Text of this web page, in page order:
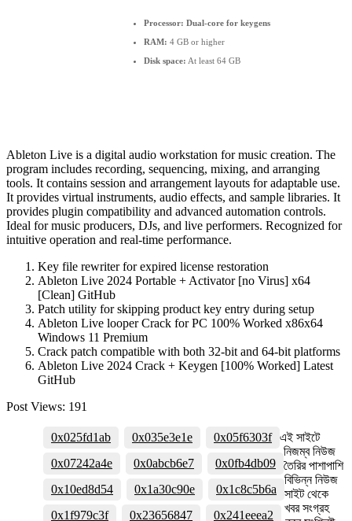
Processor: Dual-core for keygens
RAM: 4 GB or higher
Disk space: At least 64 GB
Ableton Live is a digital audio workstation for music creation. The
program includes recording, sequencing, mixing, and arranging
tools. It contains session and arrangement layouts for adaptable use.
It provides virtual instruments, audio effects, and sample libraries. It
provides plugin compatibility and advanced automation controls.
Ideal for music producers, DJs, and live performers. Recognized for
intuitive operation and real-time performance.
Key file rewriter for expired license restoration
Ableton Live 2024 Portable + Activator [no Virus] x64
[Clean] GitHub
Patch utility for skipping product key entry during setup
Ableton Live looper Crack for PC 100% Worked x86x64
Windows 11 Premium
Crack patch compatible with both 32-bit and 64-bit platforms
Ableton Live 2024 Crack + Keygen [100% Worked] Latest
GitHub
Post Views: 191
0x025fd1ab 0x035e3e1e
0x05f6303f
0x07242a4e
0x0abcb6e7
0x0fb4db09
0x10ed8d54
0x1a30c90e
0x1c8c5b6a
0x1f979c3f
0x23656847 0x241eeea2
এই সাইটে
নিজম্ব নিউজ
তৈরির পাশাপাশি
বিভিন্ন নিউজ
সাইট থেকে
খবর সংগ্রহ